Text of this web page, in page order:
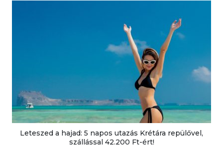
Leteszed a hajad: 5 napos utazás Krétára repülővel,
szállással 42.200 Ft-ért!